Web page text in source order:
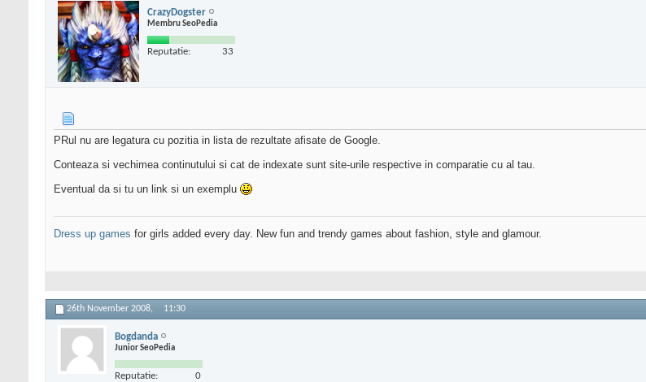
CrazyDogster
Membru SeoPedia
Reputatie: 33
PRul nu are legatura cu pozitia in lista de rezultate afisate de Google.
Conteaza si vechimea continutului si cat de indexate sunt site-urile respective in comparatie cu al tau.
Eventual da si tu un link si un exemplu
Dress up games for girls added every day. New fun and trendy games about fashion, style and glamour.
26th November 2008, 11:30
Bogdanda
Junior SeoPedia
Reputatie: 0